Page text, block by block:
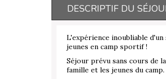
DESCRIPTIF DU
L'expérience inoubliable
jeunes en camp sportif !
Séjour prévu sans cours de
famille et les jeunes du camp.